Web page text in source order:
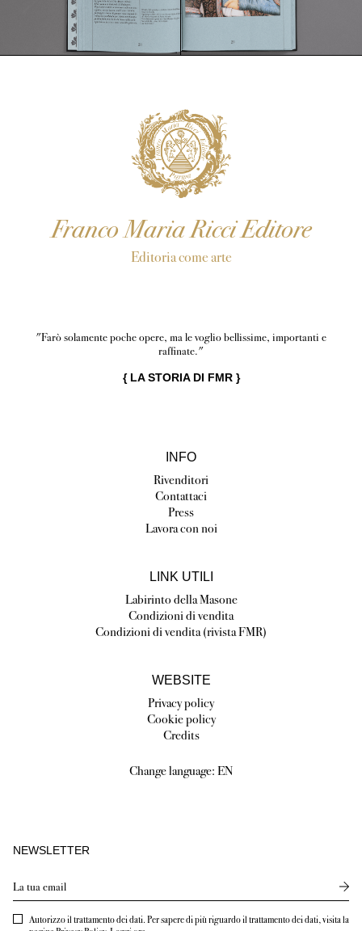
Franco Maria Ricci Editore
Editoria come arte
"Farò solamente poche opere, ma le voglio bellissime, importanti e
raffinate."
{ LA STORIA DI FMR}
INFO
Rivenditori
Contattaci
Press
Lavora con noi
LINK UTILI
Labirinto della Masone
Condizioni di vendita
Condizioni di vendita (rivista FMR)
WEBSITE
Privacy policy
Cookie policy
Credits
Change language: EN
NEWSLETTER
Autorizzo il trattamento dei dati. Per sapere di più riguardo il trattamento dei dati, visita la